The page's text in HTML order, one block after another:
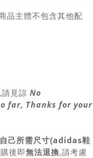
品主體不包含其他配
見諒 No
far, Thanks for your
己所需尺寸(adidas鞋
後即無法退換,請考慮